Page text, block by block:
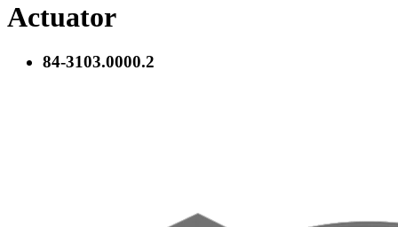
Actuator
84-3103.0000.2